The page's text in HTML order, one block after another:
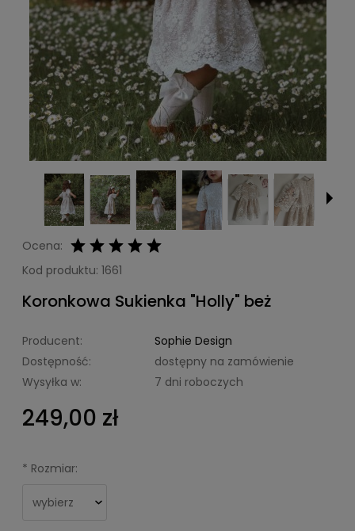
Ocena:
Kod produktu: 1661
Koronkowa Sukienka "Holly" beż
Producent:
Sophie Design
Dostępność:
dostępny na zamówienie
Wysyłka w:
7 dni roboczych
249,00 zł
* Rozmiar: